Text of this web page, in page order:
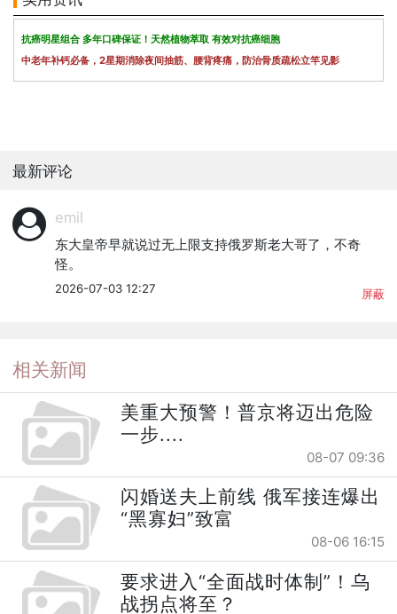
抗癌明星组合 多年口碑保证！天然植物萃取 有效对抗癌细胞
中老年补钙必备，2星期消除夜间抽筋、腰背疼痛，防治骨质疏松立竿见影
最新评论
emil
东大皇帝早就说过无上限支持俄罗斯老大哥了，不奇
怪。
2026-07-03 12:27 屏蔽
相关新闻
美重大预警！普京将迈出危险
一步....
08-07 09:36
闪婚送夫上前线 俄军接连爆出
“黑寡妇”致富
08-06 16:15
要求进入“全面战时体制”！乌
战拐点将至？